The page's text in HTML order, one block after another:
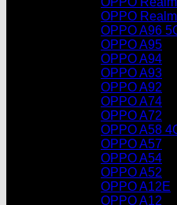
OPPO
OPPO A96
OPPO A95
OPPO A94
OPPO A93
OPPO A92
OPPO A74
OPPO A72
OPPO A58
OPPO A57
OPPO A54
OPPO A52
OPPO A12E
OPPO A12